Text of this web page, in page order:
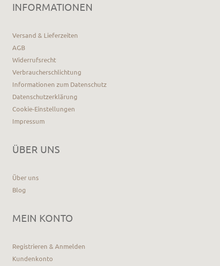
INFORMATIONEN
Versand & Lieferzeiten
AGB
Widerrufsrecht
Verbraucherschlichtung
Informationen zum Datenschutz
Datenschutzerklärung
Cookie-Einstellungen
Impressum
ÜBER UNS
Über uns
Blog
MEIN KONTO
Registrieren & Anmelden
Kundenkonto